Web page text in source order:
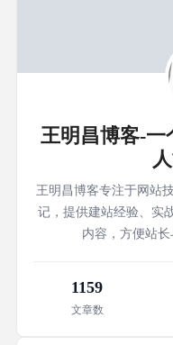
王明昌博客-一
王明昌博客专注于网站
记，提供建站经验、实
内容，方便站长
1159
文章数